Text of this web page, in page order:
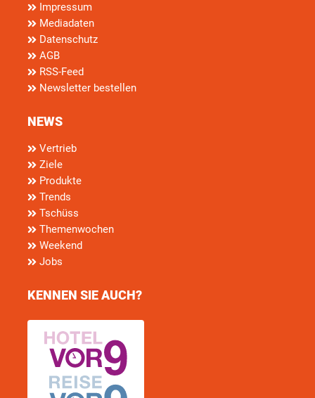
Impressum
Mediadaten
Datenschutz
AGB
RSS-Feed
Newsletter bestellen
NEWS
Vertrieb
Ziele
Produkte
Trends
Tschüss
Themenwochen
Weekend
Jobs
KENNEN SIE AUCH?